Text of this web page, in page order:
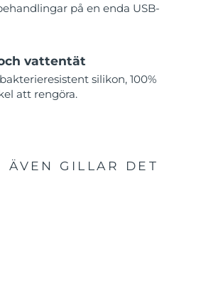
på en enda USB-
vattentät
silikon, 100%
att rengöra.
ÄVEN GILLAR DET